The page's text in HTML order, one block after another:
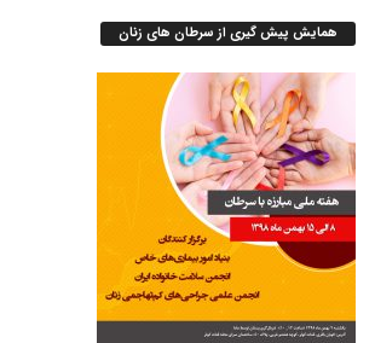
د
م
و
ر
همایش پیش گیری از سرطان های زنان